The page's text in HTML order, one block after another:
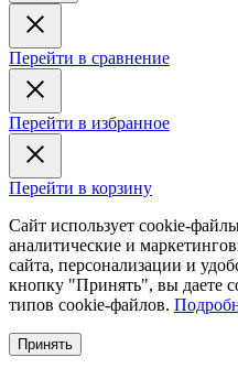
Перейти в сравнение
Перейти в избранное
Перейти в корзину
Сайт использует cookie-
аналитические и
сайта, персонализации и
кнопку "Принять", вы даете
типов cookie-файлов.
Принять